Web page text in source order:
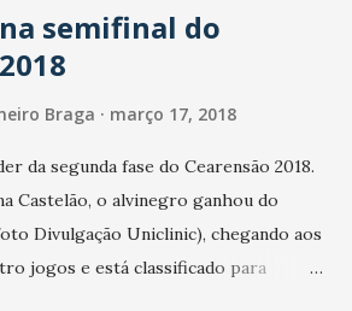
semifinal do
Braga março 17, 2018
da segunda fase do Cearensão 2018.
Castelão, o alvinegro ganhou do
Divulgação Uniclinic), chegando aos
jogos e está classificado para